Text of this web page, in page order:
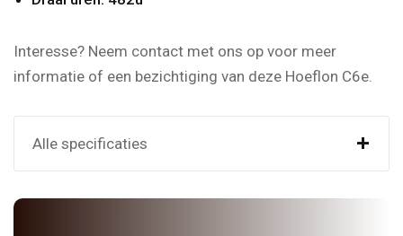
Interesse? Neem contact met ons op voor meer
informatie of een bezichtiging van deze Hoeflon C6e.
Alle specificaties +